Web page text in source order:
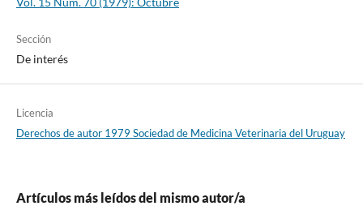
Sección
De interés
Licencia
Derechos de autor 1979 Sociedad de Medicina Veterinaria del Uruguay
Artículos más leídos del mismo autor/a